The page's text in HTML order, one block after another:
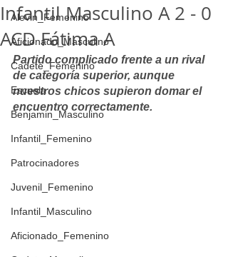
Alevin_Femenino
Aficionado_Masculino
Cadete_Femenino
Escuela
Benjamin_Masculino
Infantil_Femenino
Patrocinadores
Juvenil_Femenino
Infantil_Masculino
Aficionado_Femenino
Infantil Masculino A 2 - 0
ACD Fátima A
Partido complicado frente a un rival
de categoría superior, aunque
nuestros chicos supieron domar el
encuentro correctamente.